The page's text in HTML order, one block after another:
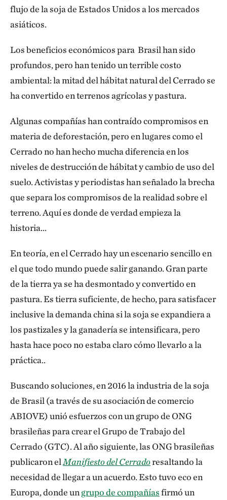
flujo de la soja de Estados Unidos a los mercados
asiáticos.
Los beneficios económicos para Brasil han sido
profundos, pero han tenido un terrible costo
ambiental: la mitad del hábitat natural del Cerradose
ha convertido en terrenos agrícolas y pastura.
Algunas compañías han contraído compromisos en
materia de deforestación, pero en lugares como el
Cerradono han hecho mucha diferencia en los
niveles de destrucción de hábitat y cambio de uso del
suelo. Activistas y periodistas han señalado la brecha
que separa los compromisos de la realidad sobre el
terreno. Aquí es donde de verdad empieza la
historia…
En teoría, en el Cerradohay un escenario sencillo en
el que todo mundo puede salir ganando. Gran parte
de la tierra ya se ha desmontado y convertido en
pastura. Es tierra suficiente, de hecho, para satisfacer
inclusive la demanda china si la soja se expandiera a
los pastizales y la ganadería se intensificara, pero
hasta hace poco no estaba claro cómo llevarlo a la
práctica..
Buscando soluciones, en 2016 la industria de la soja
de Brasil (a través de su asociación de comercio
ABIOVE) unió esfuerzos con un grupo de ONG
brasileñas para crear el Grupo de Trabajo del
Cerrado (GTC). Al año siguiente, las ONG brasileñas
publicaron el Manifiesto del Cerradoresaltando la
necesidad de llegar a un acuerdo. Esto tuvo eco en
Europa, donde un grupo de compañíasfirmó un